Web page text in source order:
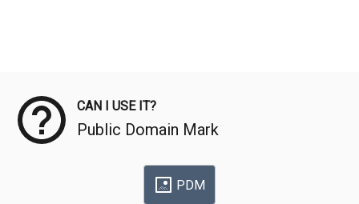
CAN I USE IT?
Public Domain Mark
PDM